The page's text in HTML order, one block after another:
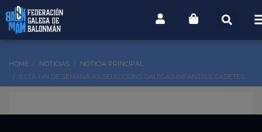
HOME NOTICIAS
NOTICIA PRINCIPAL
ESTA FIN DE SEMANA AS SELECCIÓNS GALEGAS INFANTÍS E CADETES